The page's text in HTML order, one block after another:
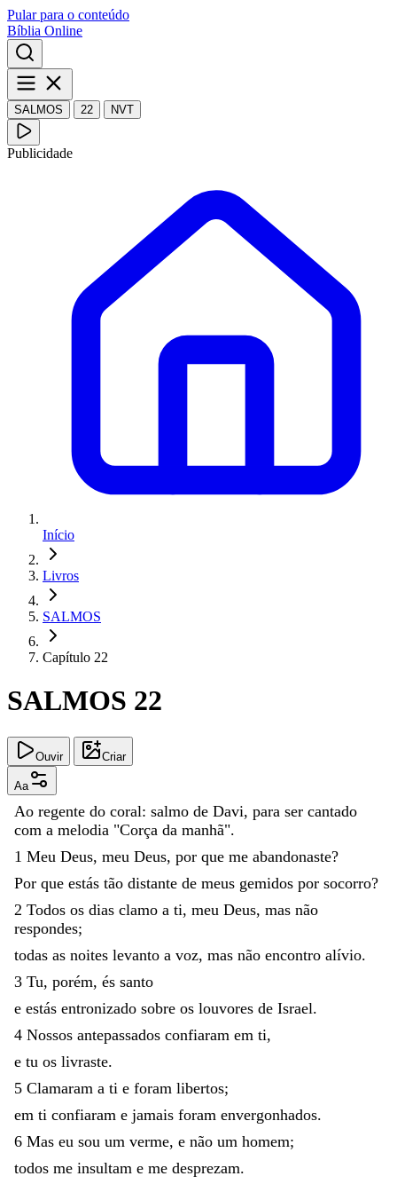
Pular para o conteúdo
Bíblia Online
SALMOS 22 NVT
Publicidade
Início
Livros
SALMOS
Capítulo 22
SALMOS 22
Ouvir Criar
Aa
Ao regente do coral: salmo de Davi, para ser cantado
com a melodia "Corça da manhã".
1 Meu Deus, meu Deus, por que me abandonaste?
Por que estás tão distante de meus gemidos por socorro?
2 Todos os dias clamo a ti, meu Deus, mas não
respondes;
todas as noites levanto a voz, mas não encontro alívio.
3 Tu, porém, és santo
e estás entronizado sobre os louvores de Israel.
4 Nossos antepassados confiaram em ti,
e tu os livraste.
5 Clamaram a ti e foram libertos;
em ti confiaram e jamais foram envergonhados.
6 Mas eu sou um verme, e não um homem;
todos me insultam e me desprezam.